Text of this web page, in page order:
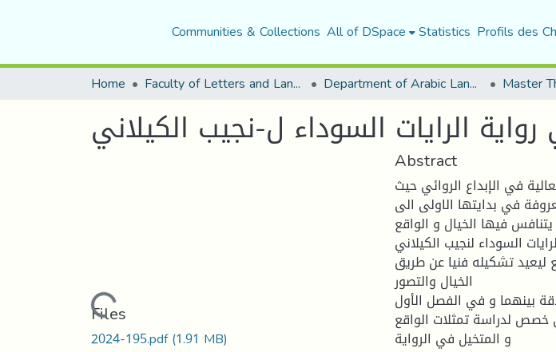
Communities & Collections All of DSpace Statistics Profils des
Home Faculty of Letters and Languages Department of Arabic Language and Literature Master
الرايات السوداء ل-نجيب الكيلاني
Loading...
Files
2024-195.pdf(1.91 MB)
Abstract
في الإبداع الروائي حيث
في بدايتها الاولى الى
فيها الخيال و الواقع.
السوداء لنجيب الكيلاني
ليعيد تشكيله فنيا عن طريق
الخيال والتصور
بينهما و في الفصل الأول
خصص لدراسة تمثلات الواقع
و المتخيل في الرواية